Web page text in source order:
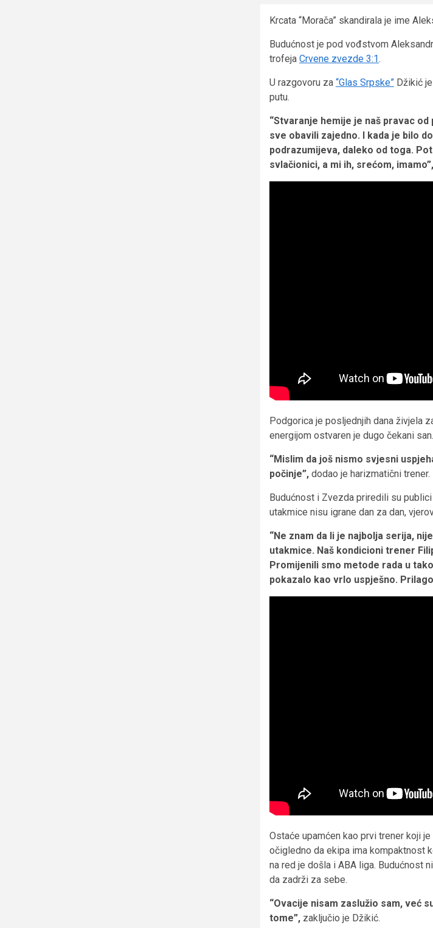
Krcata “Morača” skandirala je ime
Budućnost je pod vođstvom
trofeja Crvene zvezde 3:1.
U razgovoru za “Glas Srpske” Džikić
putu.
“Stvaranje hemije je naš pravac
sve obavili zajedno. I kada je bilo
podrazumijeva, daleko od toga.
svlačionici, a mi ih, srećom, imamo”,
Podgorica je posljednjih dana živjela
energijom ostvaren je dugo čekani san.
“Mislim da još nismo svjesni
počinje”, dodao je harizmatični trener.
Budućnost i Zvezda priredili su
utakmice nisu igrane dan za dan,
“Ne znam da li je najbolja serija,
utakmice. Naš kondicioni trener
Promijenili smo metode rada u
pokazalo kao vrlo uspješno.
Ostaće upamćen kao prvi trener koji
očigledno da ekipa ima kompaktnost
na red je došla i ABA liga. Budućnost
da zadrži za sebe.
“Ovacije nisam zaslužio sam, već
tome”, zaključio je Džikić.